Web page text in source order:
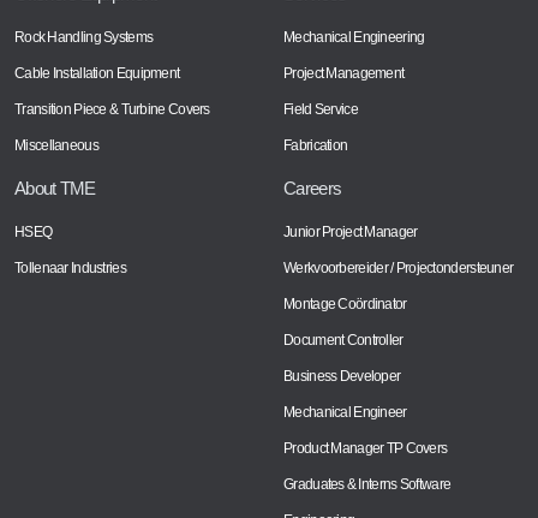
Rock Handling Systems
Cable Installation Equipment
Transition Piece & Turbine Covers
Miscellaneous
Mechanical Engineering
Project Management
Field Service
Fabrication
About TME
HSEQ
Tollenaar Industries
Careers
Junior Project Manager
Werkvoorbereider / Projectondersteuner
Montage Coördinator
Document Controller
Business Developer
Mechanical Engineer
Product Manager TP Covers
Graduates & Interns Software